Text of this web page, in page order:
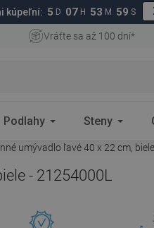
kúpeľní: 5 D 07 H 53 M 58 S
Vráťte sa až 100 dní*
Podlahy Steny
umývadlo ľavé 40 x 22 cm,
- 21254000L